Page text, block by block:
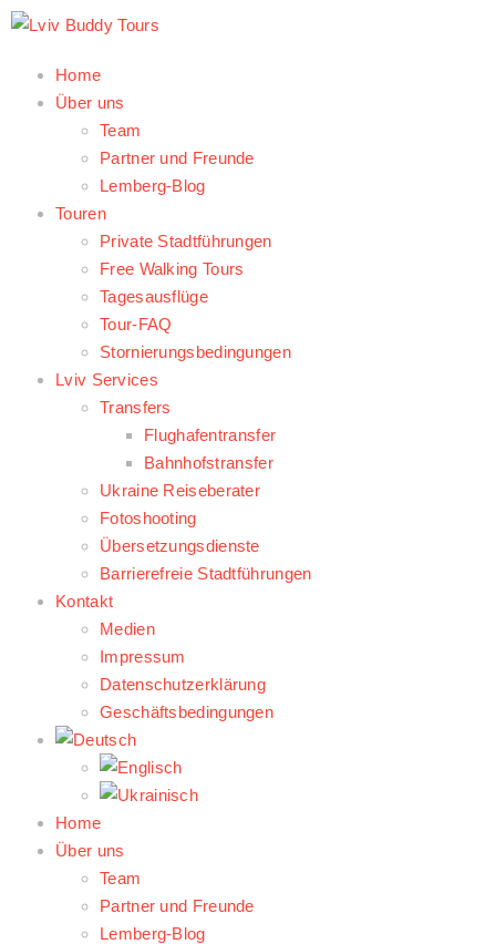
Home
Über uns
Team
Partner und Freunde
Lemberg-Blog
Touren
Private Stadtführungen
Free Walking Tours
Tagesausflüge
Tour-FAQ
Stornierungsbedingungen
Lviv Services
Transfers
Flughafentransfer
Bahnhofstransfer
Ukraine Reiseberater
Fotoshooting
Übersetzungsdienste
Barrierefreie Stadtführungen
Kontakt
Medien
Impressum
Datenschutzerklärung
Geschäftsbedingungen
Home
Über uns
Team
Partner und Freunde
Lemberg-Blog